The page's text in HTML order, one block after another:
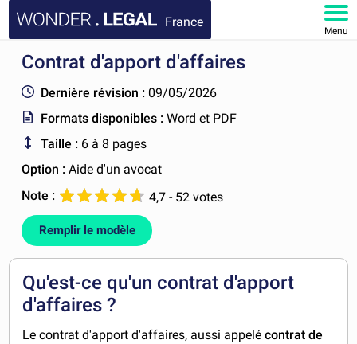
France
Menu
ACCUEIL
DOCUMENTS
FAQ
MON COMPTE
Contrat d'apport d'affaires
Dernière révision : 09/05/2026
Formats disponibles :Word et PDF
Taille : 6 à 8 pages
Option :Aide d'un avocat
Note :
4,7 - 52 votes
Remplir le modèle
Qu'est-ce qu'un contrat d'apport
d'affaires ?
Le contrat d'apport d'affaires, aussi appelécontrat de